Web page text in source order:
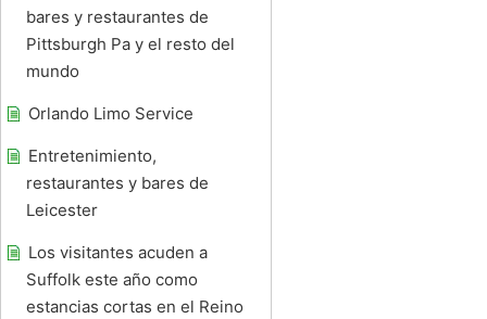
bares y restaurantes de
Pittsburgh Pa y el resto del
mundo
Orlando Limo Service
Entretenimiento,
restaurantes y bares de
Leicester
Los visitantes acuden a
Suffolk este año como
estancias cortas en el Reino